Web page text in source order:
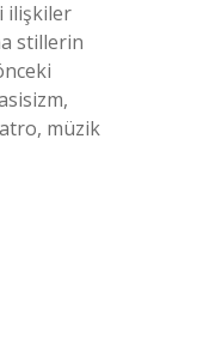
ilişkiler
stillerin
müzik